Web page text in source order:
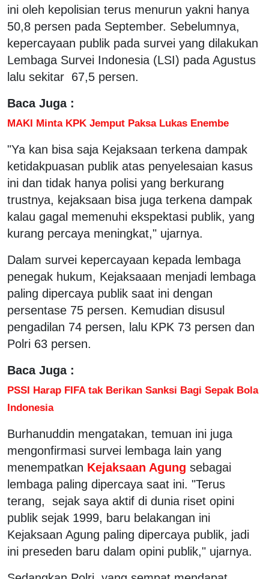
ini oleh kepolisian terus menurun yakni hanya
50,8 persen pada September. Sebelumnya,
kepercayaan publik pada survei yang dilakukan
Lembaga Survei Indonesia (LSI) pada Agustus
lalu sekitar 67,5 persen.
Baca Juga :
MAKI Minta KPK Jemput Paksa Lukas Enembe
"Ya kan bisa saja Kejaksaan terkena dampak
ketidakpuasan publik atas penyelesaian kasus
ini dan tidak hanya polisi yang berkurang
trustnya, kejaksaan bisa juga terkena dampak
kalau gagal memenuhi ekspektasi publik, yang
kurang percaya meningkat," ujarnya.
Dalam survei kepercayaan kepada lembaga
penegak hukum, Kejaksaaan menjadi lembaga
paling dipercaya publik saat ini dengan
persentase 75 persen. Kemudian disusul
pengadilan 74 persen, lalu KPK 73 persen dan
Polri 63 persen.
Baca Juga :
PSSI Harap FIFA tak Berikan Sanksi Bagi Sepak Bola
Indonesia
Burhanuddin mengatakan, temuan ini juga
mengonfirmasi survei lembaga lain yang
menempatkan Kejaksaan Agung sebagai
lembaga paling dipercaya saat ini. "Terus
terang, sejak saya aktif di dunia riset opini
publik sejak 1999, baru belakangan ini
Kejaksaan Agung paling dipercaya publik, jadi
ini preseden baru dalam opini publik," ujarnya.